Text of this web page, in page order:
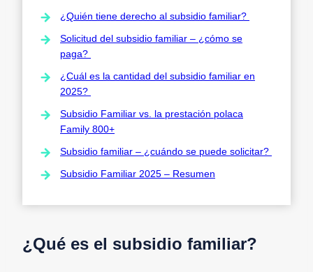
¿Quién tiene derecho al subsidio familiar?
Solicitud del subsidio familiar – ¿cómo se
paga?
¿Cuál es la cantidad del subsidio familiar en
2025?
Subsidio Familiar vs. la prestación polaca
Family 800+
Subsidio familiar – ¿cuándo se puede solicitar?
Subsidio Familiar 2025 – Resumen
¿Qué es el subsidio familiar?